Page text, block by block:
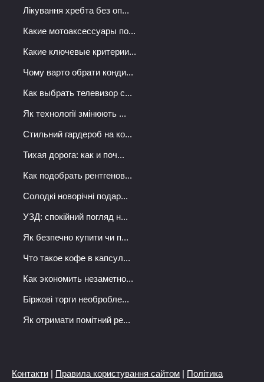
Лікування хребта без оп...
Какие мотоаксессуары по...
Какие ключевые критерии...
Чому варто обрати конди...
Как выбрать телевизор с...
Як технології змінюють ...
Стильний гардероб на ко...
Тихая дорога: как и поч...
Как подобрать рентгенов...
Солодкі новорічні подар...
УЗД: спокійний погляд н...
Як безпечно купити чи п...
Что такое кофе в капсул...
Как экономить незаметно...
Біржові торги необробле...
Як отримати помітний ре...
Контакти | Правила користування сайтом | Політика